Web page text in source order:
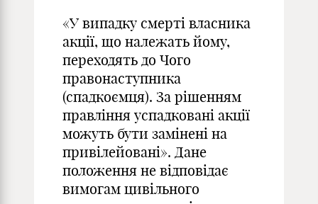
«У випадку смерті власника
акції, що належать йому,
переходять до Чого
правонаступника
(спадкоємця). За рішенням
правління успадковані акції
можуть бути замінені на
привілейовані». Дане
положення не відповідає
вимогам цивільного